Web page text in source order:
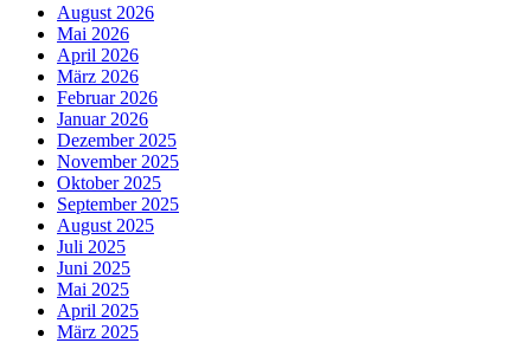
August 2026
Mai 2026
April 2026
März 2026
Februar 2026
Januar 2026
Dezember 2025
November 2025
Oktober 2025
September 2025
August 2025
Juli 2025
Juni 2025
Mai 2025
April 2025
März 2025